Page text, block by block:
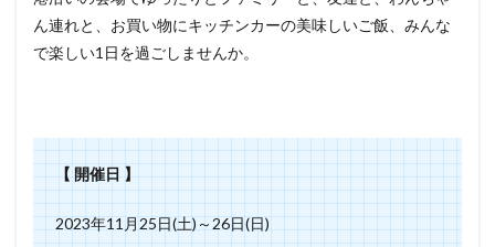
ん連れと、お買い物にキッチンカーの美味しいご飯、みんな
で楽しい1日を過ごしませんか。
【 開催日 】
2023年11月25日(土)～26日(日)